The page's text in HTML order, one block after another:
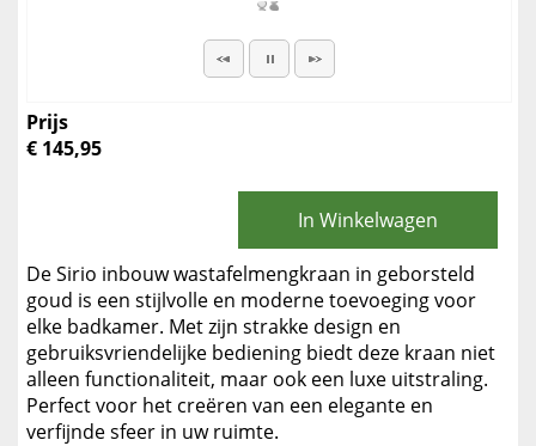
Prijs
€ 145,95
In Winkelwagen
De Sirio inbouw wastafelmengkraan in geborsteld
goud is een stijlvolle en moderne toevoeging voor
elke badkamer. Met zijn strakke design en
gebruiksvriendelijke bediening biedt deze kraan niet
alleen functionaliteit, maar ook een luxe uitstraling.
Perfect voor het creëren van een elegante en
verfijnde sfeer in uw ruimte.